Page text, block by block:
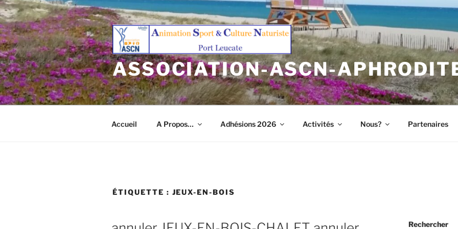
Aller
au
contenu
principal
ASSOCIATION-ASCN-
Accueil A Propos… Adhésions 2026 Activités Nous? Partenaires
ÉTIQUETTE : JEUX-EN-BOIS
Rechercher